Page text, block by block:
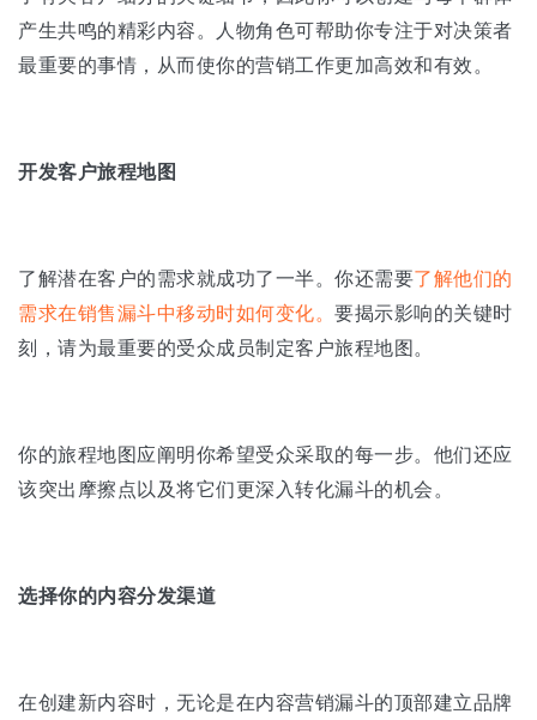
产生共鸣的精彩内容。人物角色可帮助你专注于对决策者
最重要的事情，从而使你的营销工作更加高效和有效。
开发客户旅程地图
了解潜在客户的需求就成功了一半。你还需要了解他们的
需求在销售漏斗中移动时如何变化。 要揭示影响的关键时
刻，请为最重要的受众成员制定客户旅程地图。
你的旅程地图应阐明你希望受众采取的每一步。他们还应
该突出摩擦点以及将它们更深入转化漏斗的机会。
选择你的内容分发渠道
在创建新内容时，无论是在内容营销漏斗的顶部建立品牌